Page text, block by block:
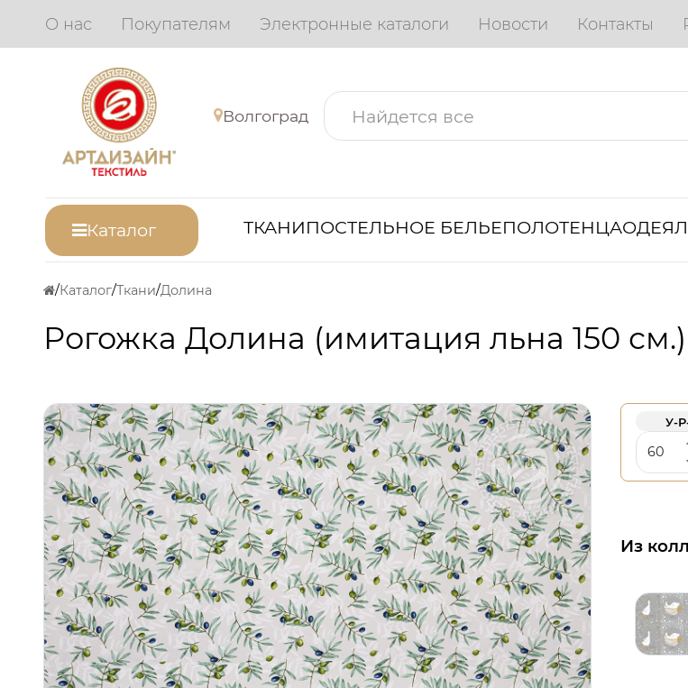
О нас Покупателям Электронные каталоги Новости Контакты
Волгоград
Каталог ТКАНИПОСТЕЛЬНОЕ БЕЛЬЕПОЛОТЕНЦА
Каталог Ткани Долина
Рогожка Долина (имитация льна 150 см.)
У-
Из